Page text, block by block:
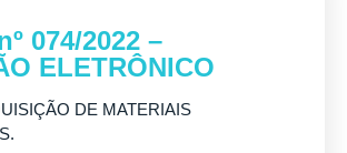
074/2022 –
ELETRÔNICO
DE MATERIAIS